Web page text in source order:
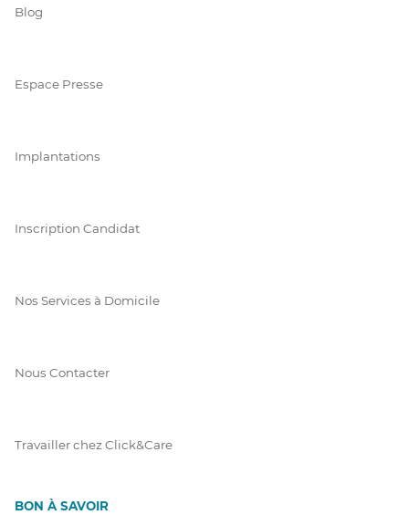
Blog
Espace Presse
Implantations
Inscription Candidat
Nos Services à Domicile
Nous Contacter
Travailler chez Click&Care
BON À SAVOIR